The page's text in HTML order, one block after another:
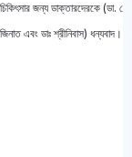
চিকিৎসার জন্য ডাক্তারদেরকে
জিনাত এবং ডাঃ শ্রীনিবাস)